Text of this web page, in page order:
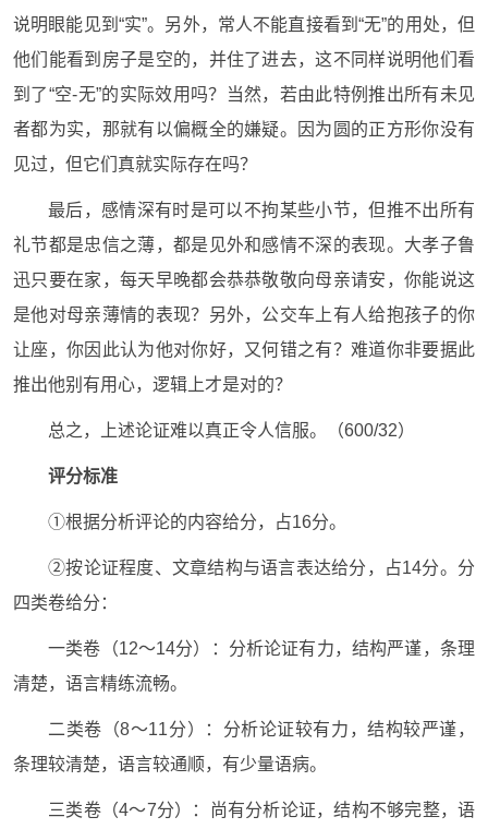
说明眼能见到“实”。另外，常人不能直接看到“无”的用处，但
他们能看到房子是空的，并住了进去，这不同样说明他们看
到了“空-无”的实际效用吗？当然，若由此特例推出所有未见
者都为实，那就有以偏概全的嫌疑。因为圆的正方形你没有
见过，但它们真就实际存在吗？
最后，感情深有时是可以不拘某些小节，但推不出所有
礼节都是忠信之薄，都是见外和感情不深的表现。大孝子鲁
迅只要在家，每天早晚都会恭恭敬敬向母亲请安，你能说这
是他对母亲薄情的表现？另外，公交车上有人给抱孩子的你
让座，你因此认为他对你好，又何错之有？难道你非要据此
推出他别有用心，逻辑上才是对的？
总之，上述论证难以真正令人信服。（600/32）
评分标准
①根据分析评论的内容给分，占16分。
②按论证程度、文章结构与语言表达给分，占14分。分
四类卷给分：
一类卷（12～14分）：分析论证有力，结构严谨，条理
清楚，语言精练流畅。
二类卷（8～11分）：分析论证较有力，结构较严谨，
条理较清楚，语言较通顺，有少量语病。
三类卷（4～7分）：尚有分析论证，结构不够完整，语